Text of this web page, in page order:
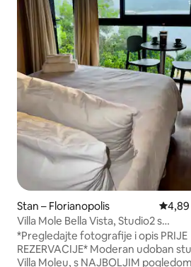
Stan – Florianopolis
4,89
Villa Mole Bella Vista, Studio2 s
pogledom/Jacuzzi/roštilj
*Pregledajte fotografije i opis PRIJE
REZERVACIJE* Moderan udoban
Villa Moleu, s NAJBOLJIM